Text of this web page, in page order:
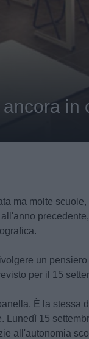
in
ma molte scuole,
un pensiero
per il 15
È la stessa
Lunedì 15
all'autonomia